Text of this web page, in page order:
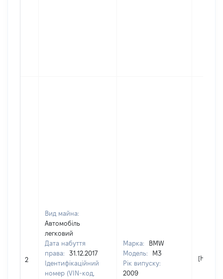
2
Вид майна:
Автомобіль
легковий
Дата набуття
права:
31.12.2017
Ідентифікаційний
номер (VIN-код,
Марка:
BMW
Модель:
M3
Рік випуску:
2009
[Не